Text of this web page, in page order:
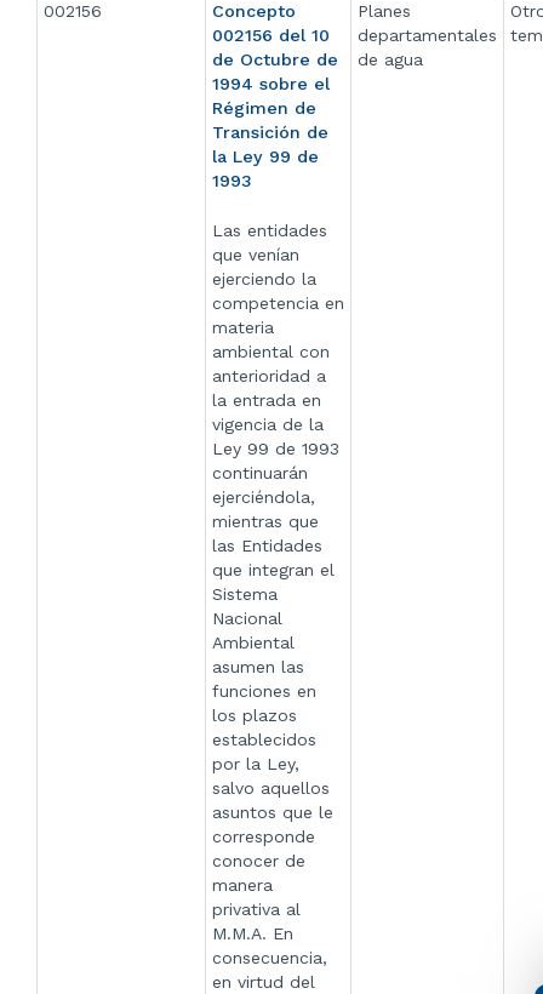
002156
Concepto
002156 del 10
de Octubre de
1994 sobre el
Régimen de
Transición de
la Ley 99 de
1993
Las entidades
que venían
ejerciendo la
competencia en
materia
ambiental con
anterioridad a
la entrada en
vigencia de la
Ley 99 de 1993
continuarán
ejerciéndola,
mientras que
las Entidades
que integran el
Sistema
Nacional
Ambiental
asumen las
funciones en
los plazos
establecidos
por la Ley,
salvo aquellos
asuntos que le
corresponde
conocer de
manera
privativa al
M.M.A. En
consecuencia,
en virtud del
Planes
departamentales
de agua